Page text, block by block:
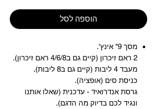
הוספה לסל
מסך 9" אינץ'.
2 ראם זיכרון (קיים גם ב4/6/8 ראם זיכרון).
מעבד 4 ליבות (קיים גם ב8 ליבות).
כניסת סים (אופציה).
גרסת אנדרואיד - עדכנית (שאלו אותנו
ונגיד לכם בדיוק מה הדגם).